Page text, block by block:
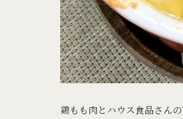
鶏もも肉とハウス食品さん